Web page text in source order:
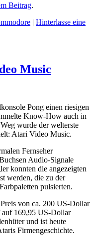
Beitrag.
| Hinterlasse eine
Music
Pong einen riesigen
Know-How auch in
wurde der welterste
Atari Video Music.
Fernseher
Audio-Signale
konnten die angezeigten
werden, die zu der
pulsierten.
von ca. 200 US-Dollar
auf 169,95 US-Dollar
und ist heute
Firmengeschichte.